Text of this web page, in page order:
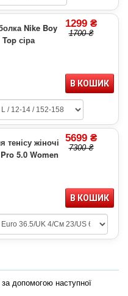
Nike Boy
сіра
1299 ₴
1700 ₴
В КОШИК
тенісу жіночі
5.0 Women
5699 ₴
7300 ₴
В КОШИК
допомогою наступної